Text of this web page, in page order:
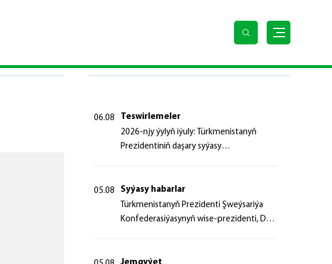
06.08
Teswirlemeler
2026-njy ýylyň iýuly: Türkmenistanyň
Prezidentiniň daşary syýasy
05.08
Syýasy habarlar
Türk­me­nis­ta­nyň Prezidenti Şweý­sa­ri­ýa
Kon­fe­de­ra­si­ýa­sy­nyň wi­se-prezidenti, Da­